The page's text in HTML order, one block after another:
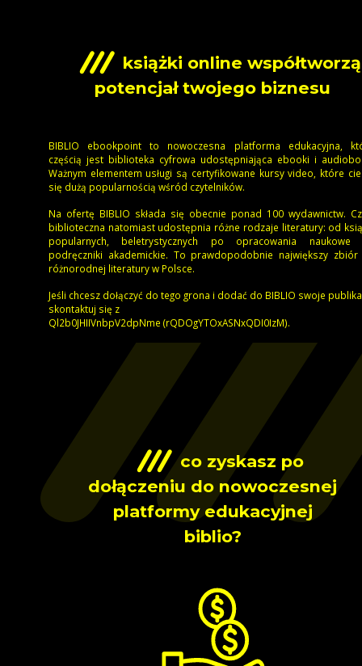
książki online współtworzą
potencjał twojego biznesu
BIBLIO ebookpoint to nowoczesna platforma edukacyjna,
częścią jest biblioteka cyfrowa udostępniająca ebooki i
Ważnym elementem usługi są certyfikowane kursy video, które
się dużą popularnością wśród czytelników.
Na ofertę BIBLIO składa się obecnie ponad 100 wydawnictw.
biblioteczna natomiast udostępnia różne rodzaje literatury: od
popularnych, beletrystycznych po opracowania naukowe
podręczniki akademickie. To prawdopodobnie największy zbiór
różnorodnej literatury w Polsce.
Jeśli chcesz dołączyć do tego grona i dodać do BIBLIO swoje
skontaktuj się z
MzI0IDQxNSAxOTYgODQr
)
emNpd2VpbnVIIHJ0b2lQ ).
co zyskasz po
dołączeniu do nowoczesnej
platformy edukacyjnej
biblio?